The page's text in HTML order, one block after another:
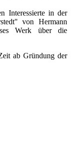
Interessierte in der
von Hermann
Werk über die
ab Gründung der